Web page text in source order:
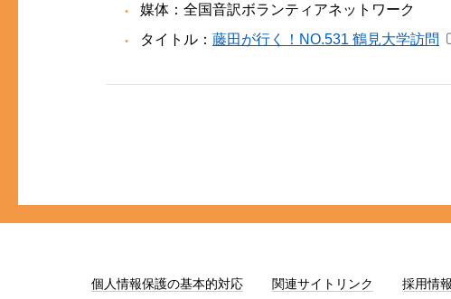
媒体：全国音訳ボランティアネットワーク
タイトル：藤田が行く！NO.531 鶴見大学訪問
個人情報保護の基本的対応 関連サイトリンク 採用情報